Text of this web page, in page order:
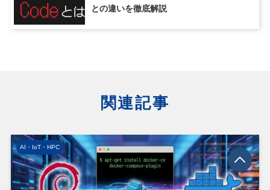
との違いを徹底解説
関連記事
AI・IoT・HPC